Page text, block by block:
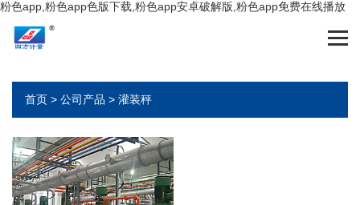
粉色app,粉色app色版下载,粉色app安卓破解版,粉色app免费在线播放
首页 > 公司产品 > 灌装秤